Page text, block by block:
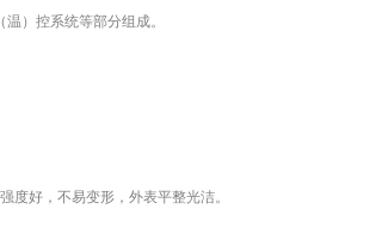
）控系统等部分组成。
度好，不易变形，外表平整光洁。